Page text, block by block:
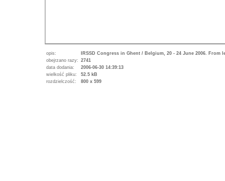
opis:
IRSSD Congress in Ghent / Belgium, 20 - 24 June 2006.
obejrzano razy: 2741
data dodania:
2006-06-30 14:39:13
wielkość pliku:
52.5 kB
rozdzielczość:
800 x 599